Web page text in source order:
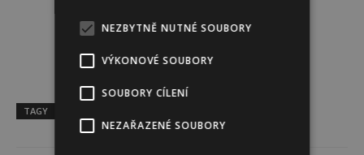
TAGY
NEZBYTNĚ NUTNÉ SOUBORY
VÝKONOVÉ SOUBORY
SOUBORY CÍLENÍ
NEZAŘAZENÉ SOUBORY